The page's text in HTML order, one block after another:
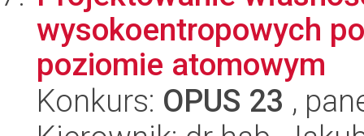
wysokoentropowych
poziomie atomowym
Konkurs: OPUS 23 ,